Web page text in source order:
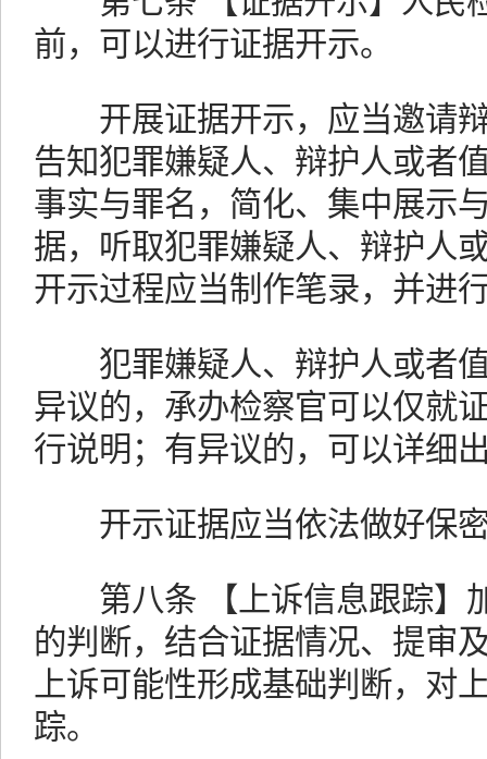
前，可以进行证据开示。
开展证据开示，应当邀请辩
告知犯罪嫌疑人、辩护人或者
事实与罪名，简化、集中展示
据，听取犯罪嫌疑人、辩护人
开示过程应当制作笔录，并进
犯罪嫌疑人、辩护人或者值
异议的，承办检察官可以仅就
行说明；有异议的，可以详细
开示证据应当依法做好保
第八条 【上诉信息跟踪】
的判断，结合证据情况、提审
上诉可能性形成基础判断，对
踪。